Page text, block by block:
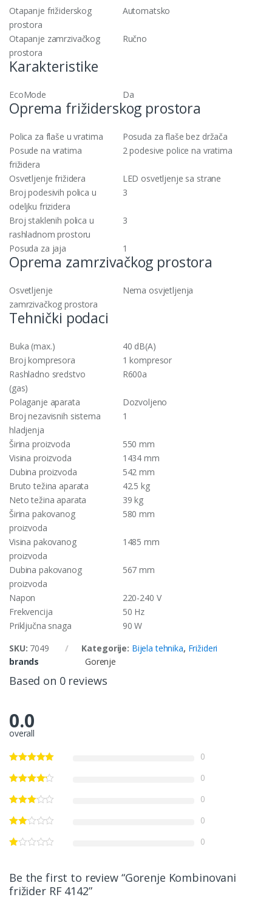
Otapanje frižiderskog
prostora
Automatsko
Otapanje zamrzivačkog
prostora
Ručno
Karakteristike
EcoMode Da
Oprema frižiderskog prostora
Polica za flaše u vratima
Posuda za flaše bez držača
Posude na vratima
frižidera
2 podesive police na vratima
Osvetljenje frižidera
LED osvetljenje sa strane
Broj podesivih polica u
odeljku frizidera
3
Broj staklenih polica u
rashladnom prostoru
3
Posuda za jaja 1
Oprema zamrzivačkog prostora
Osvetljenje
zamrzivačkog prostora
Nema osvjetljenja
Tehnički podaci
Buka (max.)
40 dB(A)
Broj kompresora
1 kompresor
Rashladno sredstvo
(gas)
R600a
Polaganje aparata
Dozvoljeno
Broj nezavisnih sistema
hladjenja
1
Širina proizvoda
550 mm
Visina proizvoda
1434 mm
Dubina proizvoda
542 mm
Bruto težina aparata
42.5 kg
Neto težina aparata
39 kg
Širina pakovanog
proizvoda
580 mm
Visina pakovanog
proizvoda
1485 mm
Dubina pakovanog
proizvoda
567 mm
Napon
220-240 V
Frekvencija
50 Hz
Priključna snaga
90 W
SKU: 7049 Kategorije: Bijela tehnika, Frižideri
brands
Gorenje
Based on 0 reviews
0.0
overall
0
0
0
0
0
Be the first to review “Gorenje Kombinovani
frižider RF 4142”